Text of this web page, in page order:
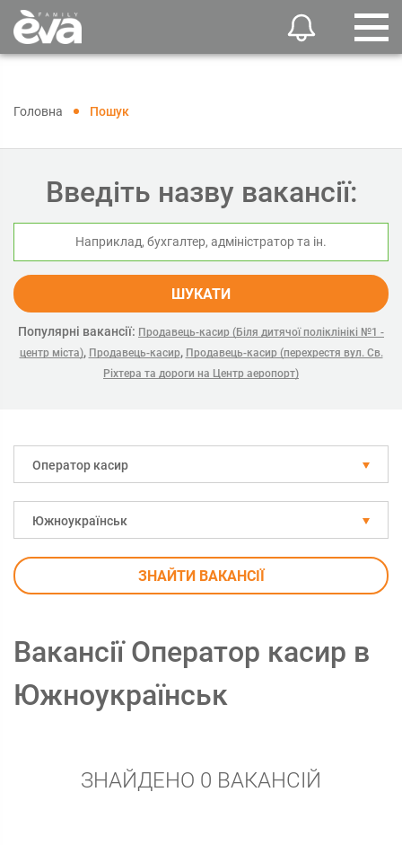
Головна Пошук
Введіть назву вакансії:
ШУКАТИ
Популярні вакансії: Продавець-касир (Біля дитячої поліклінікі №1 -
центр міста), Продавець-касир, Продавець-касир (перехрестя вул. Св.
Ріхтера та дороги на Центр аеропорт)
Оператор касир
Южноукраїнськ
ЗНАЙТИ ВАКАНСІЇ
Вакансії Оператор касир в
Южноукраїнськ
ЗНАЙДЕНО 0 ВАКАНСІЙ